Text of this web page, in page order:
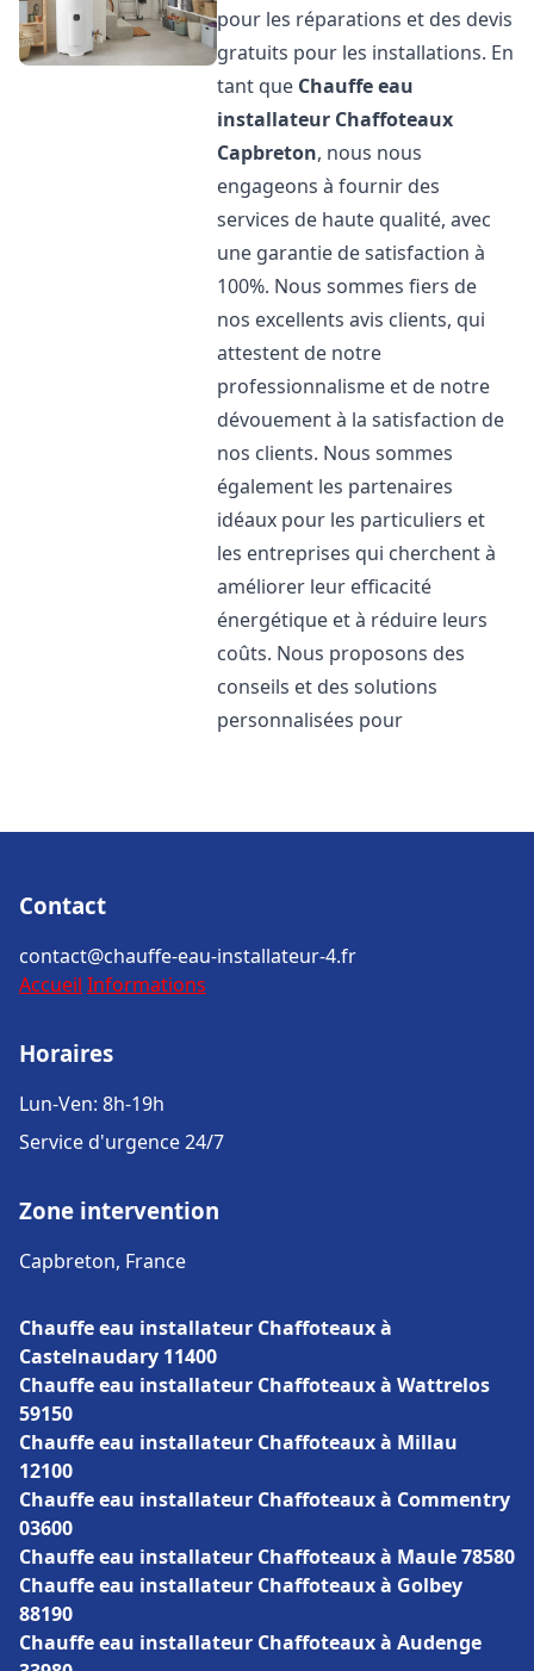
pour les réparations et des devis
gratuits pour les installations. En
tant que Chauffe eau
installateur Chaffoteaux
Capbreton, nous nous
engageons à fournir des
services de haute qualité, avec
une garantie de satisfaction à
100%. Nous sommes fiers de
nos excellents avis clients, qui
attestent de notre
professionnalisme et de notre
dévouement à la satisfaction de
nos clients. Nous sommes
également les partenaires
idéaux pour les particuliers et
les entreprises qui cherchent à
améliorer leur efficacité
énergétique et à réduire leurs
coûts. Nous proposons des
conseils et des solutions
personnalisées pour
Contact
contact@chauffe-eau-installateur-4.fr
Accueil Informations
Horaires
Lun-Ven: 8h-19h
Service d'urgence 24/7
Zone intervention
Capbreton, France
Chauffe eau installateur Chaffoteaux à
Castelnaudary 11400
Chauffe eau installateur Chaffoteaux à Wattrelos
59150
Chauffe eau installateur Chaffoteaux à Millau
12100
Chauffe eau installateur Chaffoteaux à Commentry
03600
Chauffe eau installateur Chaffoteaux à Maule 78580
Chauffe eau installateur Chaffoteaux à Golbey
88190
Chauffe eau installateur Chaffoteaux à Audenge